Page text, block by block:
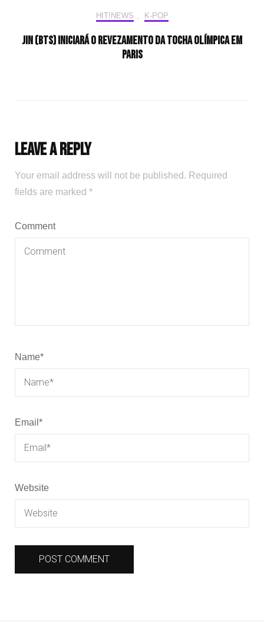
HIT!NEWS , K-POP
Jin (BTS) iniciará o revezamento da tocha olímpica em
Paris
Leave a Reply
Your email address will not be published. Required
fields are marked *
Comment
Name*
Email *
Website